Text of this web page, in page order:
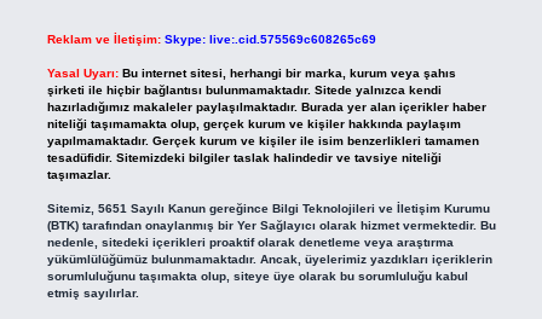
Reklam ve İletişim: Skype: live:.cid.575569c608265c69
Yasal Uyarı: Bu internet sitesi, herhangi bir marka, kurum veya şahıs
şirketi ile hiçbir bağlantısı bulunmamaktadır. Sitede yalnızca kendi
hazırladığımız makaleler paylaşılmaktadır. Burada yer alan içerikler haber
niteliği taşımamakta olup, gerçek kurum ve kişiler hakkında paylaşım
yapılmamaktadır. Gerçek kurum ve kişiler ile isim benzerlikleri tamamen
tesadüfidir. Sitemizdeki bilgiler taslak halindedir ve tavsiye niteliği
taşımazlar.
Sitemiz, 5651 Sayılı Kanun gereğince Bilgi Teknolojileri ve İletişim Kurumu
(BTK) tarafından onaylanmış bir Yer Sağlayıcı olarak hizmet vermektedir. Bu
nedenle, sitedeki içerikleri proaktif olarak denetleme veya araştırma
yükümlülüğümüz bulunmamaktadır. Ancak, üyelerimiz yazdıkları içeriklerin
sorumluluğunu taşımakta olup, siteye üye olarak bu sorumluluğu kabul
etmiş sayılırlar.